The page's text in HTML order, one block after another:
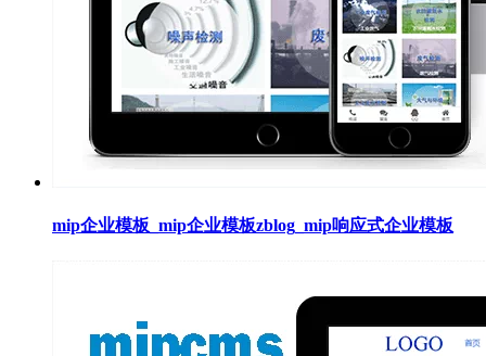
mip企业模板_mip企业模板zblog_mip响应式企业模板